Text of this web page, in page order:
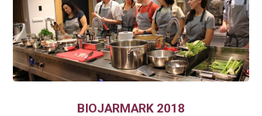
BIOJARMARK 2018